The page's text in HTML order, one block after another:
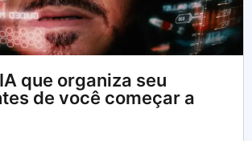
que organiza seu
de você começar a